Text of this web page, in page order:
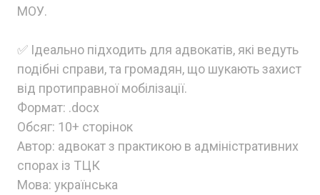
МОУ.
✅ Ідеально підходить для адвокатів, які ведуть
подібні справи, та громадян, що шукають захист
від протиправної мобілізації.
Формат: .docx
Обсяг: 10+ сторінок
Автор: адвокат з практикою в адміністративних
спорах із ТЦК
Мова: українська